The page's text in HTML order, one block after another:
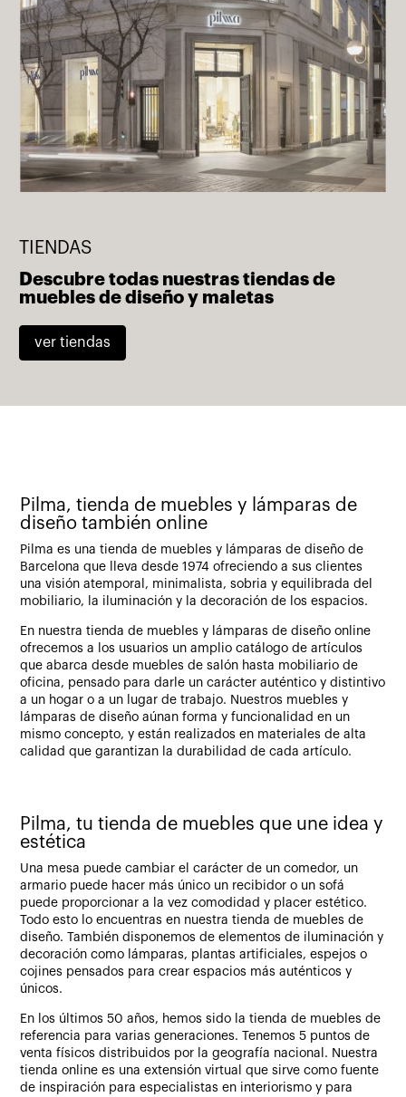
TIENDAS
Descubre todas nuestras tiendas de
muebles de diseño y maletas
ver tiendas
Pilma, tienda de muebles y lámparas de
diseño también online
Pilma es una tienda de muebles y lámparas de diseño de
Barcelona que lleva desde 1974 ofreciendo a sus clientes
una visión atemporal, minimalista, sobria y equilibrada del
mobiliario, la iluminación y la decoración de los espacios.
En nuestra tienda de muebles y lámparas de diseño online
ofrecemos a los usuarios un amplio catálogo de artículos
que abarca desde muebles de salón hasta mobiliario de
oficina, pensado para darle un carácter auténtico y distintivo
a un hogar o a un lugar de trabajo. Nuestros muebles y
lámparas de diseño aúnan forma y funcionalidad en un
mismo concepto, y están realizados en materiales de alta
calidad que garantizan la durabilidad de cada artículo.
Pilma, tu tienda de muebles que une idea y
estética
Una mesa puede cambiar el carácter de un comedor, un
armario puede hacer más único un recibidor o un sofá
puede proporcionar a la vez comodidad y placer estético.
Todo esto lo encuentras en nuestra tienda de muebles de
diseño. También disponemos de elementos de iluminación y
decoración como lámparas, plantas artificiales, espejos o
cojines pensados para crear espacios más auténticos y
únicos.
En los últimos 50 años, hemos sido la tienda de muebles de
referencia para varias generaciones. Tenemos 5 puntos de
venta físicos distribuidos por la geografía nacional. Nuestra
tienda online es una extensión virtual que sirve como fuente
de inspiración para especialistas en interiorismo y para